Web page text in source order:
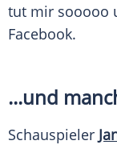
tut mir sooooo
Facebook.
...und
Schauspieler